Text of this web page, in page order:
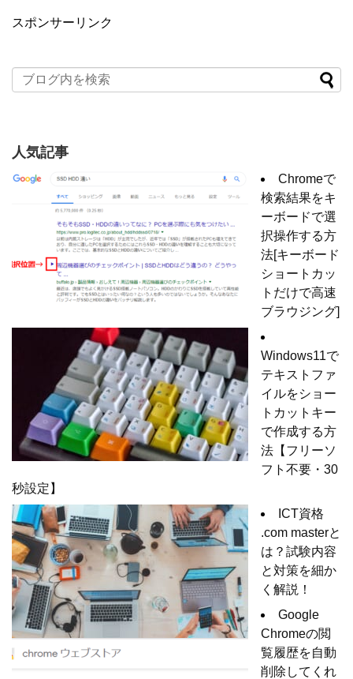
スポンサーリンク
人気記事
Chromeで
検索結果をキ
ーボードで選
択操作する方
法[キーボード
ショートカッ
トだけで高速
ブラウジング]
Windows11で
テキストファ
イルをショー
トカットキー
で作成する方
法【フリーソ
フト不要・30
秒設定】
ICT資格
.com masterと
は？試験内容
と対策を細か
く解説！
Google
Chromeの閲
覧履歴を自動
削除してくれ